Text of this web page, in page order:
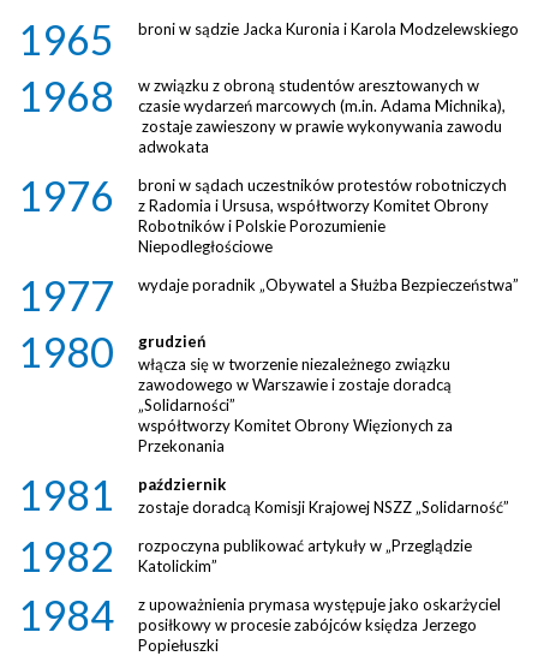
1965 broni w sądzie Jacka Kuronia i Karola Modzelewskiego
1968
w związku z obroną studentów aresztowanych w
czasie wydarzeń marcowych (m.in. Adama Michnika),
zostaje zawieszony w prawie wykonywania zawodu
adwokata
1976
broni w sądach uczestników protestów robotniczych
z Radomia i Ursusa, współtworzy Komitet Obrony
Robotników i Polskie Porozumienie
Niepodległościowe
1977 wydaje poradnik „Obywatel a Służba Bezpieczeństwa”
1980
grudzień
włącza się w tworzenie niezależnego związku
zawodowego w Warszawie i zostaje doradcą
„Solidarności”
współtworzy Komitet Obrony Więzionych za
Przekonania
1981
październik
zostaje doradcą Komisji Krajowej NSZZ „Solidarność”
1982
rozpoczyna publikować artykuły w „Przeglądzie
Katolickim”
1984
z upoważnienia prymasa występuje jako oskarżyciel
posiłkowy w procesie zabójców księdza Jerzego
Popiełuszki